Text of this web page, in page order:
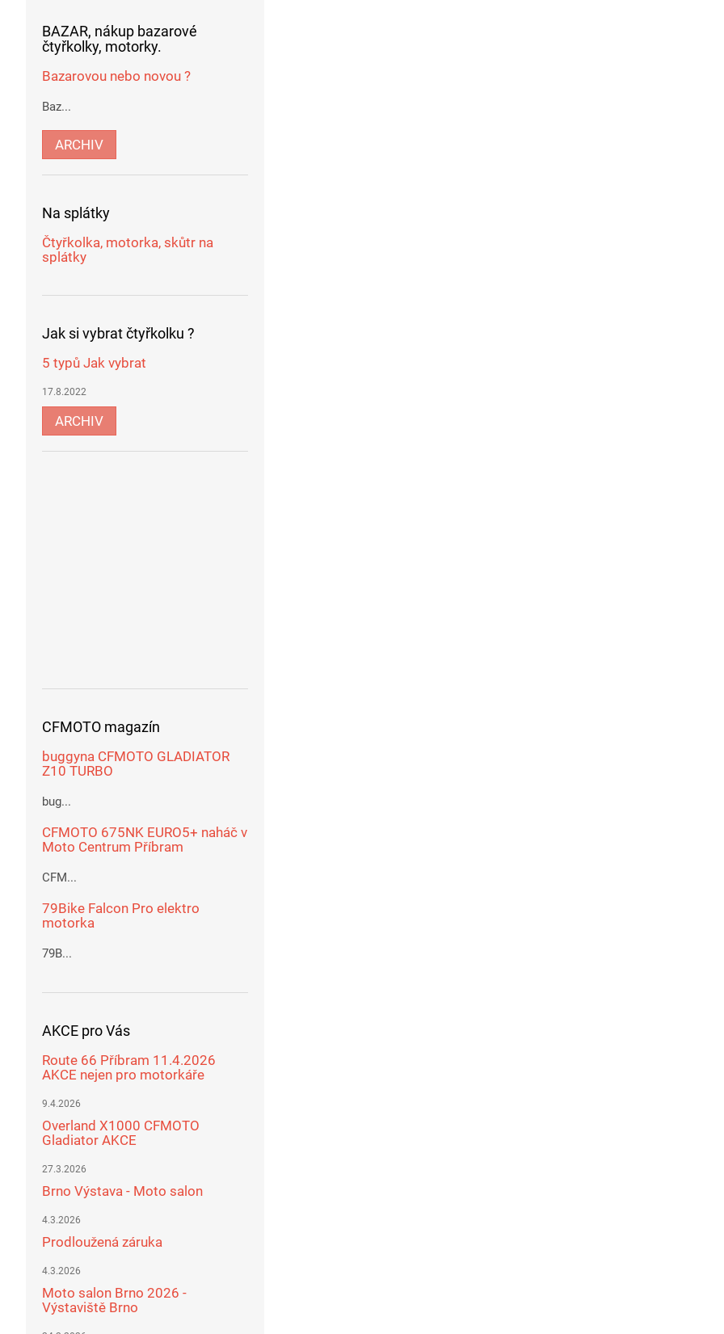
BAZAR, nákup bazarové
čtyřkolky, motorky.
Bazarovou nebo novou ?
Baz...
ARCHIV
Na splátky
Čtyřkolka, motorka, skůtr na
splátky
Jak si vybrat čtyřkolku ?
5 typů Jak vybrat
17.8.2022
ARCHIV
CFMOTO magazín
buggyna CFMOTO GLADIATOR
Z10 TURBO
bug...
CFMOTO 675NK EURO5+ naháč v
Moto Centrum Příbram
CFM...
79Bike Falcon Pro elektro
motorka
79B...
AKCE pro Vás
Route 66 Příbram 11.4.2026
AKCE nejen pro motorkáře
9.4.2026
Overland X1000 CFMOTO
Gladiator AKCE
27.3.2026
Brno Výstava - Moto salon
4.3.2026
Prodloužená záruka
4.3.2026
Moto salon Brno 2026 -
Výstaviště Brno